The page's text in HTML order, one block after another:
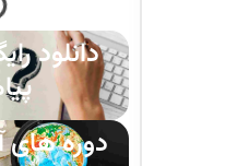
دانلود
دوره های